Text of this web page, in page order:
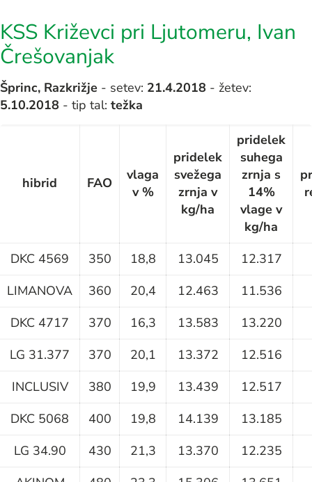
KSS Križevci pri Ljutomeru, Ivan
Črešovanjak
Šprinc, Razkrižje - setev: 21.4.2018 - žetev:
5.10.2018 - tip tal: težka
hibrid FAO
vlaga
v %
pridelek
svežega
zrnja v
kg/ha
pridelek
suhega
zrnja s
14%
vlage v
kg/ha
DKC 4569 350 18,8 13.045
12.317
LIMANOVA
360 20,4 12.463
11.536
DKC 4717
370 16,3 13.583
13.220
LG 31.377
370 20,1 13.372
12.516
INCLUSIV
380 19,9 13.439
12.517
DKC 5068
400 19,8 14.139
13.185
LG 34.90
430 21,3 13.370
12.235